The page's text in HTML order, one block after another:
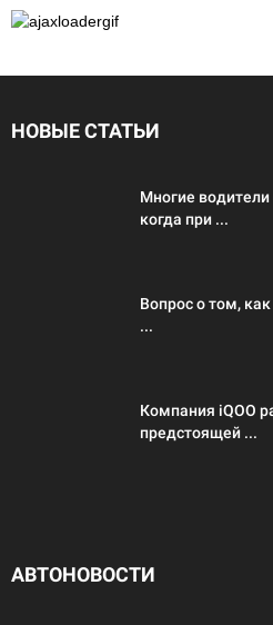
НОВЫЕ СТАТЬИ
Многие водители
когда при ...
Вопрос о том,
...
Компания iQOO
предстоящей ...
АВТОНОВОСТИ